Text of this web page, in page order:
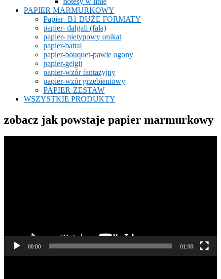
PAPIER MARMURKOWY
Papier- B1 DUŻE FORMATY
papier- dalgali (fala)
papier- nietypowy unikat
papier-battal
papier-bouquet-pawie ogony
papier-gelgit
papier-wzór fantazyjny
papier-wzór grzebieniowy
PAPIER-ZESTAW
WSZYSTKIE PRODUKTY
zobacz jak powstaje papier marmurkowy
00:00 01:00